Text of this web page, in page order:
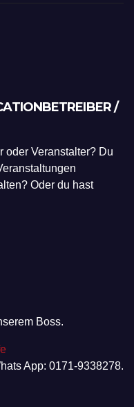
/
oder Veranstalter? Du
Oder du hast
Boss.
App: 0171-9338278.